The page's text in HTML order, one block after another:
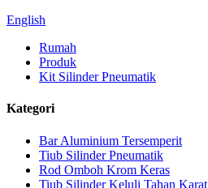
English
Rumah
Produk
Kit Silinder Pneumatik
Kategori
Bar Aluminium Tersemperit
Tiub Silinder Pneumatik
Rod Omboh Krom Keras
Tiub Silinder Keluli Tahan Karat